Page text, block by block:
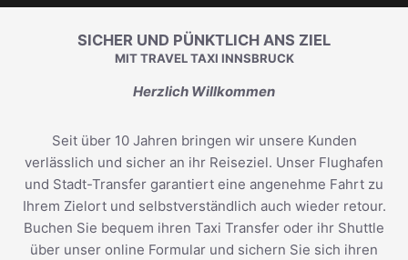
SICHER UND PÜNKTLICH ANS ZIEL
MIT TRAVEL TAXI INNSBRUCK
Herzlich Willkommen
Seit über 10 Jahren bringen wir unsere Kunden
verlässlich und sicher an ihr Reiseziel. Unser Flughafen
und Stadt-Transfer garantiert eine angenehme Fahrt zu
Ihrem Zielort und selbstverständlich auch wieder retour.
Buchen Sie bequem ihren Taxi Transfer oder ihr Shuttle
über unser online Formular und sichern Sie sich ihren